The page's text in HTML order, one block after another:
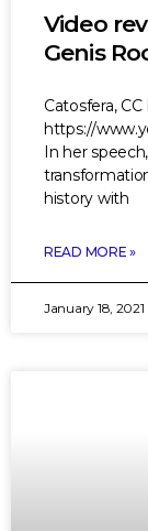
Video
Genis
Catosfera,
https://
In her
history with
READ MORE »
January 18, 2021